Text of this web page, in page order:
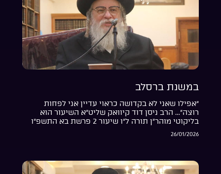
במשנת ברסלב
“אפילו שאני לא בקדושה כראוי עדיין אני לפחות
רוצה”… הרב ניסן דוד קיוואק שליט”א השיעור הוא
בליקוטי מוהר”ן תורה ל”ו שיעור 2 פרשת בא התשפ”ו
26/01/2026